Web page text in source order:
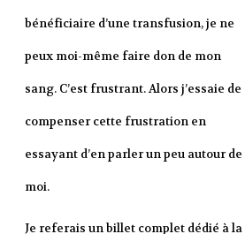
bénéficiaire d’une transfusion, je ne
peux moi-même faire don de mon
sang. C’est frustrant. Alors j’essaie de
compenser cette frustration en
essayant d’en parler un peu autour de
moi.
Je referais un billet complet dédié à la